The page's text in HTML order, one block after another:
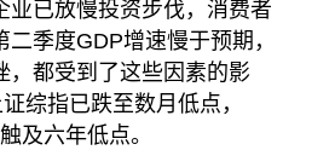
业已放慢投资步伐，消费者
季度GDP增速慢于预期，
，都受到了这些因素的影
综指已跌至数月低点，
及六年低点。